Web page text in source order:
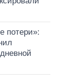
потери»: